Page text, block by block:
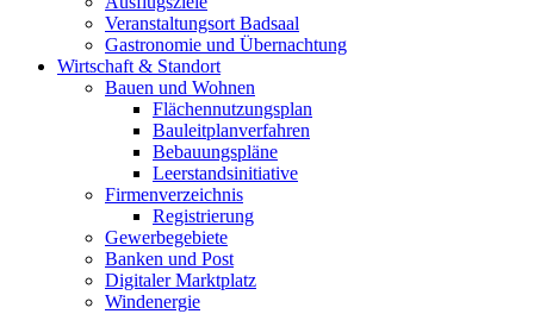
Veranstaltungsort Badsaal
Gastronomie und Übernachtung
Wirtschaft & Standort
Bauen und Wohnen
Flächennutzungsplan
Bauleitplanverfahren
Bebauungspläne
Leerstandsinitiative
Firmenverzeichnis
Registrierung
Gewerbegebiete
Banken und Post
Digitaler Marktplatz
Windenergie